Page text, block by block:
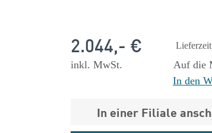
2.044,- €
inkl. MwSt.
Auf die
In den
In einer Filiale